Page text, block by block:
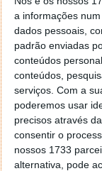
a informações
dados pessoais,
padrão enviadas
conteúdos
conteúdos,
serviços. Com a
poderemos usar
precisos através
consentir o
nossos 1733
alternativa, pode
tentei
firefox
Vítor
o MSn